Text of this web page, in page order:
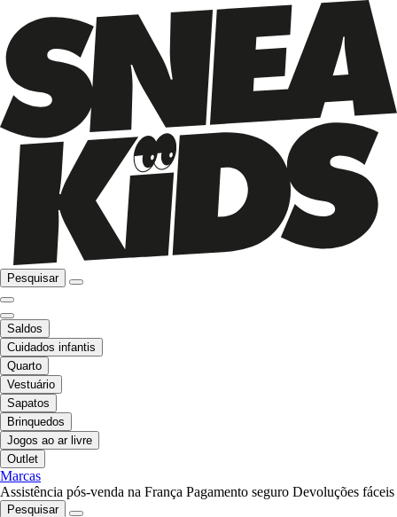
Pesquisar
Saldos
Cuidados infantis
Quarto
Vestuário
Sapatos
Brinquedos
Jogos ao ar livre
Outlet
Marcas
Assistência pós-venda na França Pagamento seguro Devoluções fáceis
Pesquisar